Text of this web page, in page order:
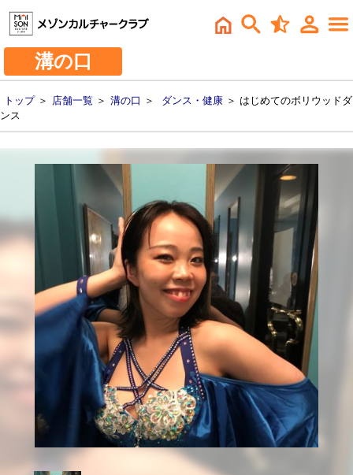
溝の口
トップ＞ 店舗一覧 ＞ 溝の口 ＞ ダンス・健康 ＞ はじめてのボリウッドダ
ンス